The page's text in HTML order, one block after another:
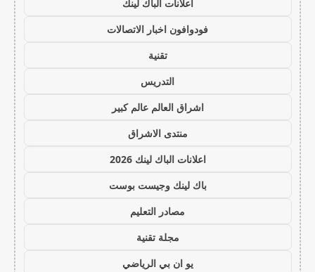
اعلانات الباك لينك
فودوافون اخبار الاتصالات
تقنية
التدريس
اشراق العالم عالم كبير
منتدى الاشراق
اعلانات الباك لينك 2026
باك لينك وجيست بوست
مصادر التعليم
مجلة تقنية
يو ان بي الرياضي